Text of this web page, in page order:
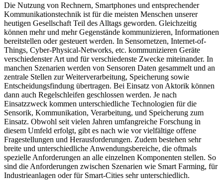
Die Nutzung von Rechnern, Smartphones und entsprechender
Kommunikationstechnik ist für die meisten Menschen unserer
heutigen Gesellschaft Teil des Alltags geworden. Gleichzeitig
können mehr und mehr Gegenstände kommunizieren, Informationen
bereitstellen oder gesteuert werden. In Sensornetzen, Internet-of-
Things, Cyber-Physical-Networks, etc. kommunizieren Geräte
verschiedenster Art und für verschiedenste Zwecke miteinander. In
manchen Szenarien werden von Sensoren Daten gesammelt und an
zentrale Stellen zur Weiterverarbeitung, Speicherung sowie
Entscheidungsfindung übertragen. Bei Einsatz von Aktorik können
dann auch Regelschleifen geschlossen werden. Je nach
Einsatzzweck kommen unterschiedliche Technologien für die
Sensorik, Kommunikation, Verarbeitung, und Speicherung zum
Einsatz. Obwohl seit vielen Jahren umfangreiche Forschung in
diesem Umfeld erfolgt, gibt es nach wie vor vielfältige offene
Fragestellungen und Herausforderungen. Zudem bestehen sehr
breite und unterschiedliche Anwendungsbereiche, die oftmals
spezielle Anforderungen an alle einzelnen Komponenten stellen. So
sind die Anforderungen zwischen Szenarien wie Smart Farming, für
Industrieanlagen oder für Smart-Cities sehr unterschiedlich.